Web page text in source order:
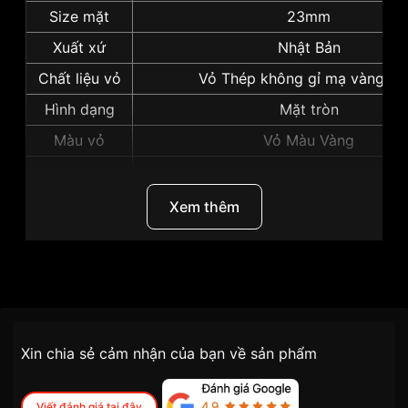
Size mặt
23mm
Xuất xứ
Nhật Bản
Chất liệu vỏ
Vỏ Thép không gỉ mạ vàng
Hình dạng
Mặt tròn
Màu vỏ
Vỏ Màu Vàng
Những sản phẩm tương tự"Seiko 23mm Nữ
Xem thêm
Đối tượng sử dụng Nữ
tiện lợi –
nhanh chóng – minh bạch
Xin chia sẻ cảm nhận của bạn về sản phẩm